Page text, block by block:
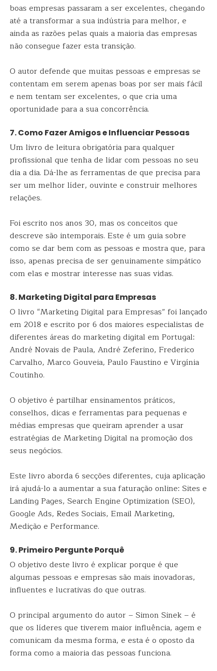
boas empresas passaram a ser excelentes, chegando
até a transformar a sua indústria para melhor, e
ainda as razões pelas quais a maioria das empresas
não consegue fazer esta transição.
O autor defende que muitas pessoas e empresas se
contentam em serem apenas boas por ser mais fácil
e nem tentam ser excelentes, o que cria uma
oportunidade para a sua concorrência.
7. Como Fazer Amigos e Influenciar Pessoas
Um livro de leitura obrigatória para qualquer
profissional que tenha de lidar com pessoas no seu
dia a dia. Dá-lhe as ferramentas de que precisa para
ser um melhor líder, ouvinte e construir melhores
relações.
Foi escrito nos anos 30, mas os conceitos que
descreve são intemporais. Este é um guia sobre
como se dar bem com as pessoas e mostra que, para
isso, apenas precisa de ser genuinamente simpático
com elas e mostrar interesse nas suas vidas.
8. Marketing Digital para Empresas
O livro “Marketing Digital para Empresas” foi lançado
em 2018 e escrito por 6 dos maiores especialistas de
diferentes áreas do marketing digital em Portugal:
André Novais de Paula, André Zeferino, Frederico
Carvalho, Marco Gouveia, Paulo Faustino e Virgínia
Coutinho.
O objetivo é partilhar ensinamentos práticos,
conselhos, dicas e ferramentas para pequenas e
médias empresas que queiram aprender a usar
estratégias de Marketing Digital na promoção dos
seus negócios.
Este livro aborda 6 secções diferentes, cuja aplicação
irá ajudá-lo a aumentar a sua faturação online: Sites e
Landing Pages, Search Engine Optimization (SEO),
Google Ads, Redes Sociais, Email Marketing,
Medição e Performance.
9. Primeiro Pergunte Porquê
O objetivo deste livro é explicar porque é que
algumas pessoas e empresas são mais inovadoras,
influentes e lucrativas do que outras.
O principal argumento do autor – Simon Sinek – é
que os líderes que tiverem maior influência, agem e
comunicam da mesma forma, e esta é o oposto da
forma como a maioria das pessoas funciona.​